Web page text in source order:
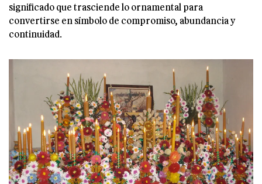
significado que trasciende lo ornamental para
convertirse en símbolo de compromiso, abundancia y
continuidad.